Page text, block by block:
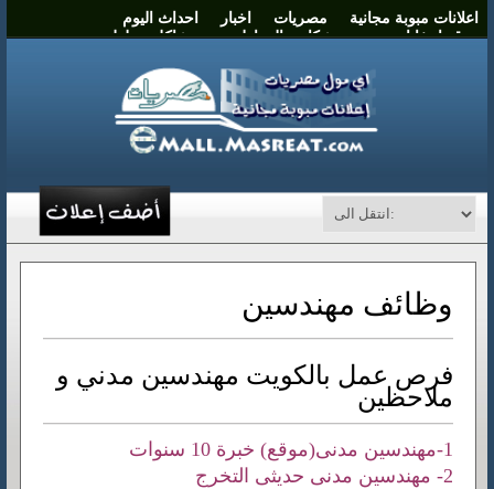
اعلانات مبوبة مجانية مصريات اخبار
احداث اليوم
موقع انتخابات مصر
شكاوي المواطنين
مشاكل وحلول
وظائف مهندسين
فرص عمل بالكويت مهندسين مدني و
ملاحظين
1-مهندسين مدنى(موقع) خبرة 10 سنوات
2- مهندسين مدنى حديثى التخرج